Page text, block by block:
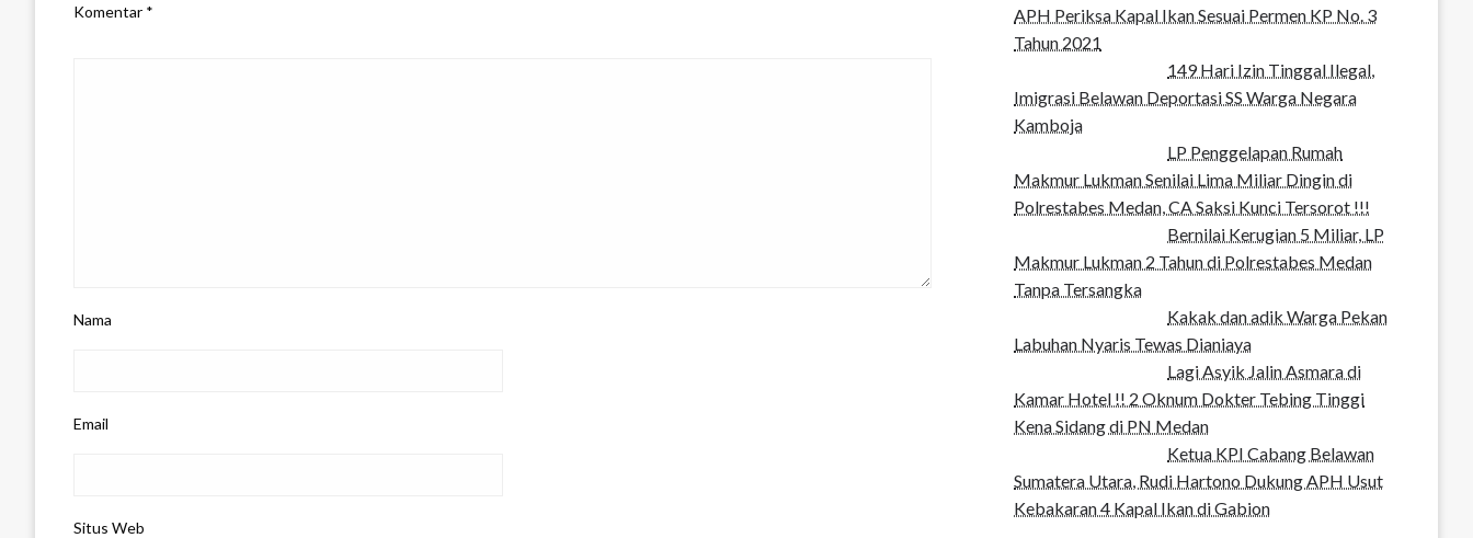
Komentar *
Nama
Email
Situs Web
APH Periksa Kapal Ikan Sesuai Permen KP No. 3
Tahun 2021
149 Hari Izin Tinggal Ilegal,
Imigrasi Belawan Deportasi SS Warga Negara
Kamboja
LP Penggelapan Rumah
Makmur Lukman Senilai Lima Miliar Dingin di
Polrestabes Medan, CA Saksi Kunci Tersorot !!!
Bernilai Kerugian 5 Miliar, LP
Makmur Lukman 2 Tahun di Polrestabes Medan
Tanpa Tersangka
Kakak dan adik Warga Pekan
Labuhan Nyaris Tewas Dianiaya
Lagi Asyik Jalin Asmara di
Kamar Hotel !! 2 Oknum Dokter Tebing Tinggi
Kena Sidang di PN Medan
Ketua KPI Cabang Belawan
Sumatera Utara, Rudi Hartono Dukung APH Usut
Kebakaran 4 Kapal Ikan di Gabion